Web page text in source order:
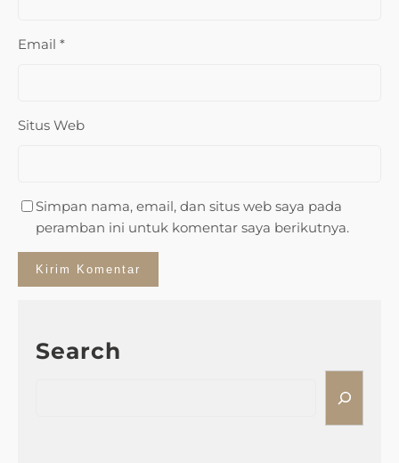
Email *
Situs Web
Simpan nama, email, dan situs web saya pada
peramban ini untuk komentar saya berikutnya.
Search